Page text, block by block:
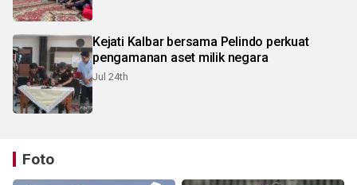
Kejati Kalbar bersama Pelindo perkuat
pengamanan aset milik negara
Jul 24th
Foto